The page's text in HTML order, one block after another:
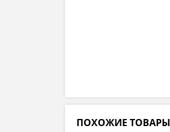
ПОХОЖИЕ ТОВАРЫ